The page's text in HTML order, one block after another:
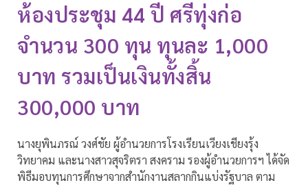
ห้องประชุม 44 ปี ศรีทุ่งก่อ
จำนวน 300 ทุน ทุนละ 1,000
บาท รวมเป็นเงินทั้งสิ้น
300,000 บาท
นางยุพินภรณ์ วงศ์ชัย ผู้อำนวยการโรงเรียนเวียงเชียงรุ้ง
วิทยาคม และนางสาวสุจริตรา สงคราม รองผู้อำนวยการฯ ได้จัด
พิธีมอบทุนการศึกษาจากสำนักงานสลากกินแบ่งรัฐบาล ตาม